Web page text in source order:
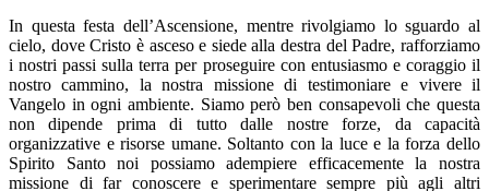
In questa festa dell’Ascensione, mentre rivolgiamo lo sguardo al
cielo, dove Cristo è asceso e siede alla destra del Padre, rafforziamo
i nostri passi sulla terra per proseguire con entusiasmo e coraggio il
nostro cammino, la nostra missione di testimoniare e vivere il
Vangelo in ogni ambiente. Siamo però ben consapevoli che questa
non dipende prima di tutto dalle nostre forze, da capacità
organizzative e risorse umane. Soltanto con la luce e la forza dello
Spirito Santo noi possiamo adempiere efficacemente la nostra
missione di far conoscere e sperimentare sempre più agli altri